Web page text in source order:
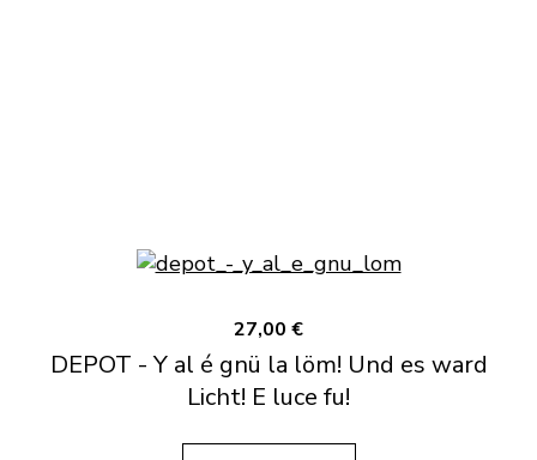
27,00 €
DEPOT - Y al é gnü la löm! Und es ward
Licht! E luce fu!